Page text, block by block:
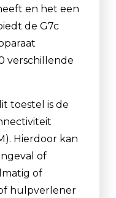
en het een
de G7c
verschillende
toestel is de
Hierdoor kan
of
of
hulpverlener